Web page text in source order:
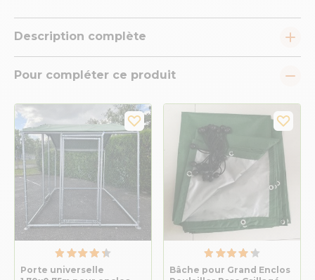
Description complète
Pour compléter ce produit
Porte universelle
Bâche pour Grand Enclos